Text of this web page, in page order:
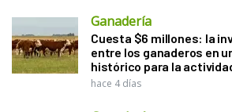
Ganadería
Cuesta $6 millones: la
entre los ganaderos en
histórico para la
hace 4 días